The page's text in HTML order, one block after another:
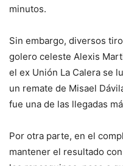
minutos.
Sin embargo, diversos
golero celeste Alexis
el ex Unión La Calera se
un remate de Misael
fue una de las llegadas
Por otra parte, en el
mantener el resultado